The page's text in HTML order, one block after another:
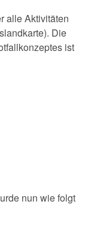
alle Aktivitäten
Die
ist
nun wie folgt